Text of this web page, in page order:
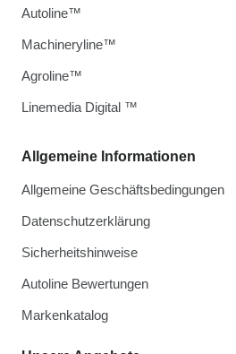
Allgemeine Informationen
Allgemeine Geschäftsbedingungen
Datenschutzerklärung
Sicherheitshinweise
Autoline Bewertungen
Markenkatalog
Autoline™
Machineryline™
Agroline™
Linemedia Digital ™